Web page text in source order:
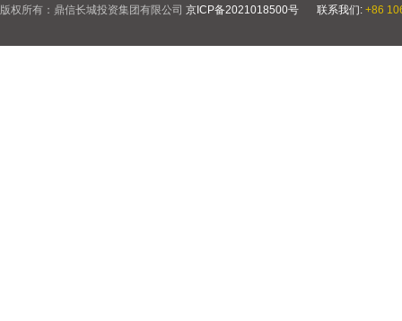
版权所有：鼎信长城投资集团有限公司 京ICP备2021018500号 联系我们: +86